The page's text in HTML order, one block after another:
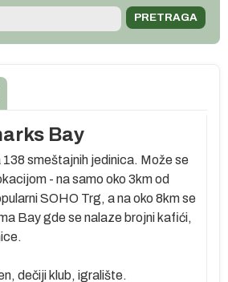
Bay
138 smeštajnih jedinica. Može se
- na samo oko 3km od
SOHO Trg, a na oko 8km se
Bay gde se nalaze brojni kafići,
dečiji klub, igralište.